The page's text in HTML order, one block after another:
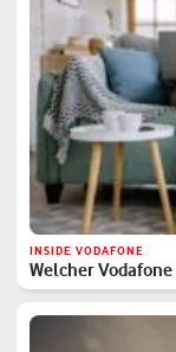
INSIDE VODAFONE
Welcher